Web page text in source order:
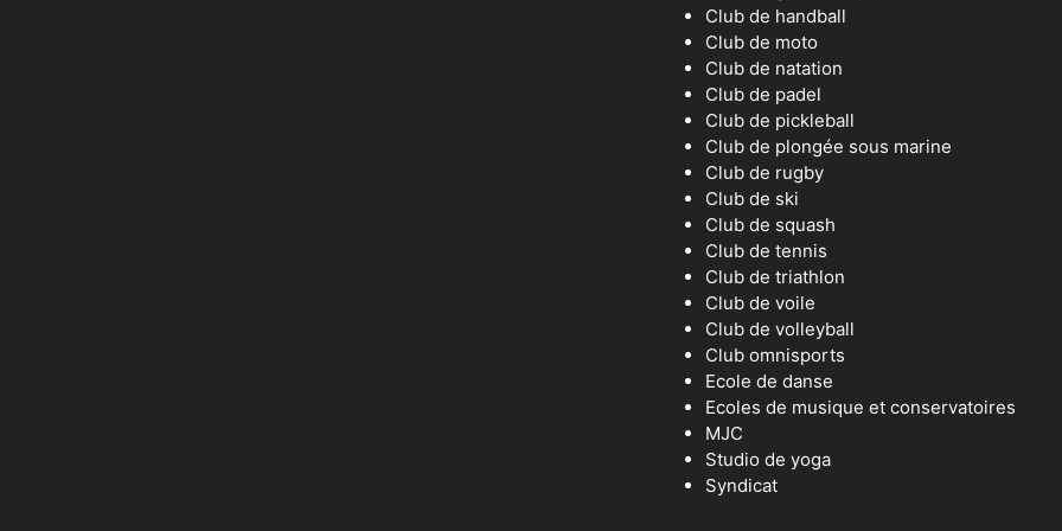
Club de handball
Club de moto
Club de natation
Club de padel
Club de pickleball
Club de plongée sous marine
Club de rugby
Club de ski
Club de squash
Club de tennis
Club de triathlon
Club de voile
Club de volleyball
Club omnisports
Ecole de danse
Ecoles de musique et conservatoires
MJC
Studio de yoga
Syndicat